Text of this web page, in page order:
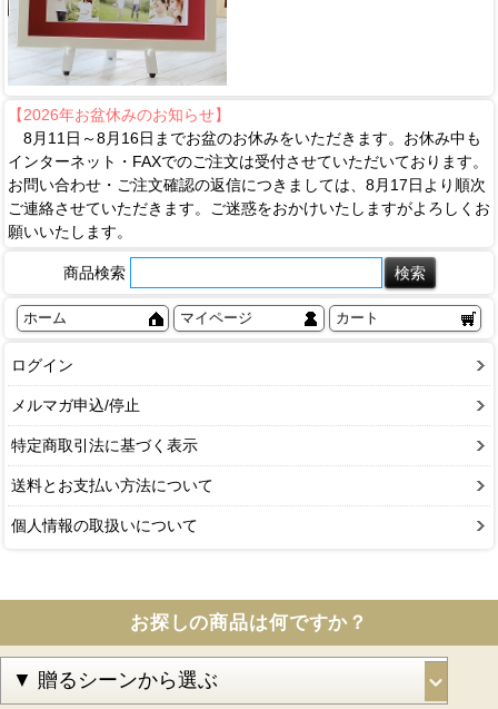
【2026年お盆休みのお知らせ】
8月11日～8月16日までお盆のお休みをいただきます。お休み中も
インターネット・FAXでのご注文は受付させていただいております。
お問い合わせ・ご注文確認の返信につきましては、8月17日より順次
ご連絡させていただきます。ご迷惑をおかけいたしますがよろしくお
願いいたします。
商品検索
ホーム マイページ カート
ログイン
メルマガ申込/停止
特定商取引法に基づく表示
送料とお支払い方法について
個人情報の取扱いについて
お探しの商品は何ですか？